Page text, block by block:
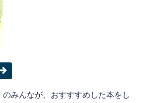
のみんなが、おすすすめした本をし